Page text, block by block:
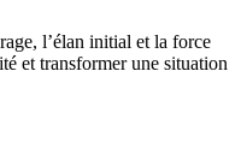
l’élan initial et la force
et transformer une situation